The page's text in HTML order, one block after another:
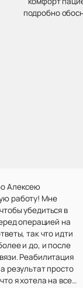
подробно
Алексею
работу! Мне
убедиться в
операцией на
так что идти
и до, и после
Реабилитация
результат просто
я хотела на все